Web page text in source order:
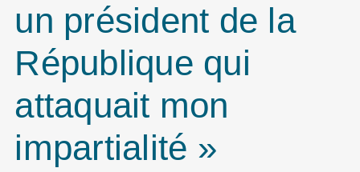
un président de la
République qui
attaquait mon
impartialité »